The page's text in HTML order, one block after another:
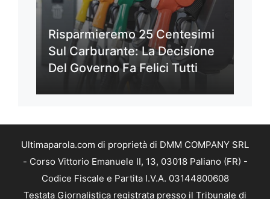
Risparmieremo 25 Centesimi
Sul Carburante: La Decisione
Del Governo Fa Felici Tutti
Ultimaparola.com di proprietà di DMM COMPANY SRL
- Corso Vittorio Emanuele II, 13, 03018 Paliano (FR) -
Codice Fiscale e Partita I.V.A. 03144800608
Testata Giornalistica registrata presso il Tribunale di